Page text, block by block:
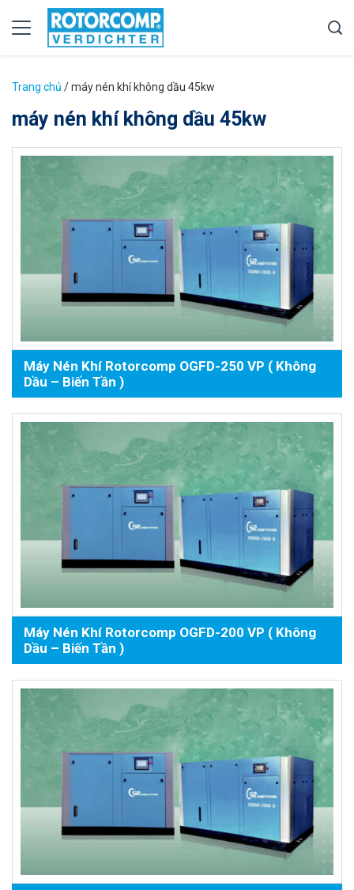
Trang chủ /máy nén khí không dầu 45kw
máy nén khí không dầu 45kw
Máy Nén Khí Rotorcomp OGFD-250 VP ( Không
Dầu – Biến Tần )
Máy Nén Khí Rotorcomp OGFD-200 VP ( Không
Dầu – Biến Tần )